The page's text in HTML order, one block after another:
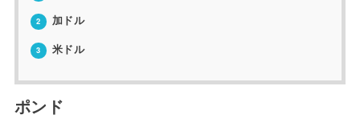
2 加ドル
3 米ドル
ポンド